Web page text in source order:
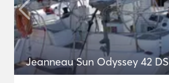
Jeanneau Sun Odyssey 42 DS